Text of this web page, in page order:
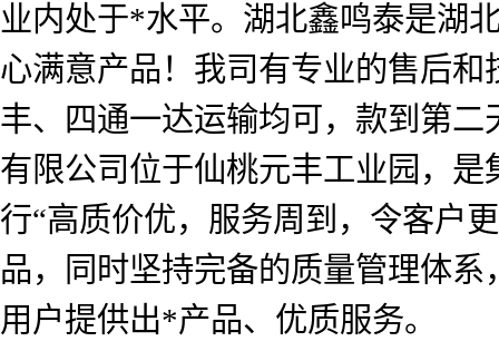
业内处于*水平。湖北鑫鸣泰是湖
心满意产品！我司有专业的售后
丰、四通一达运输均可，款到第
有限公司位于仙桃元丰工业园，
行“高质价优，服务周到，令客户
品，同时坚持完备的质量管理体
用户提供出*产品、优质服务。